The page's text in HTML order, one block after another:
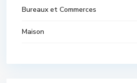
Bureaux et Commerces
Maison